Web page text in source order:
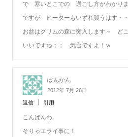
で 寒いとこでの 過ごし方がわかり
ですが ヒーターもいずれ買うはず・
お盆はグリムの森に突入します～ ど
いいですね；； 気合ですよ！ｗ
ぽんかん
2012年 7月 26日
返信 引用
こんばんわ。
そりゃエライ事に！